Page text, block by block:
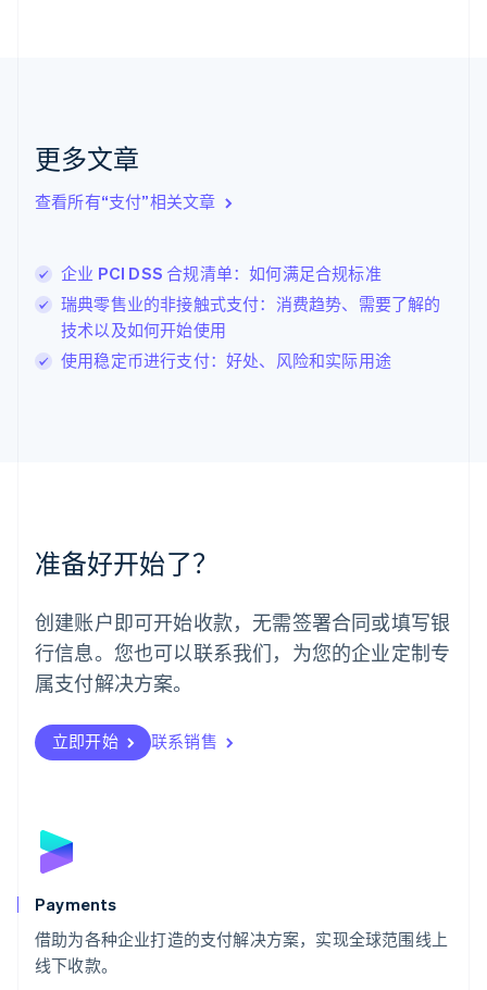
更多文章
查看所有“支付”相关文章
企业 PCI DSS 合规清单：如何满足合规标准
瑞典零售业的非接触式支付：消费趋势、需要了解的
技术以及如何开始使用
使用稳定币进行支付：好处、风险和实际用途
准备好开始了？
创建账户即可开始收款，无需签署合同或填写银
行信息。您也可以联系我们，为您的企业定制专
属支付解决方案。
立即开始 联系销售
Payments
借助为各种企业打造的支付解决方案，实现全球范围线上
线下收款。
English Italiano
拉脱维亚
立陶宛
Deutsch English
卢森堡
Français Deutsch English
罗马尼亚
English
挪威
葡萄牙
Português English
日本
日本語English
瑞典
瑞士
DeutschFrançais
English
斯洛文尼亚
泰国
ไทยEnglish
希腊
English